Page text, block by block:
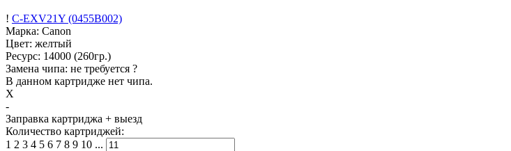
! C-EXV21Y (0455B002)
Марка: Canon
Цвет: желтый
Ресурс: 14000 (260гр.)
Замена чипа: не требуется ?
В данном картридже нет чипа.
X
-
Заправка картриджа + выезд
Количество картриджей:
1 2 3 4 5 6 7 8 9 10 ...